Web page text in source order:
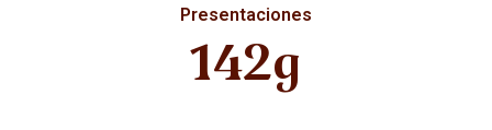
Presentaciones
142g